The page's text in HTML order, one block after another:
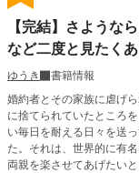
【完結】さような
など二度と見たく
ゆうき
書籍情報
婚約者とその家族に虐げ
に捨てられていたところ
い毎日を耐える日々を送っていた。 そんなアイリーンに
た。それは、世界的に有
両親を楽させてあげたいというものだった。